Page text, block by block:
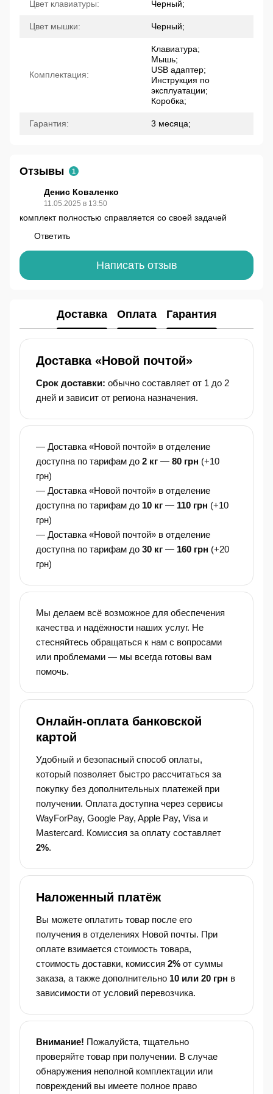
Цвет клавиатуры: Черный;
Цвет мышки: Черный;
Комплектация:
Клавиатура;
Мышь;
USB адаптер;
Инструкция по
эксплуатации;
Коробка;
Гарантия: 3 месяца;
Отзывы 1
Денис Коваленко
11.05.2025 в 13:50
комплект полностью справляется со своей задачей
Ответить
Написать отзыв
Доставка Оплата Гарантия
Доставка «Новой почтой»
Срок доставки: обычно составляет от 1 до 2
дней и зависит от региона назначения.
— Доставка «Новой почтой» в отделение
доступна по тарифам до 2 кг — 80 грн (+10
грн)
— Доставка «Новой почтой» в отделение
доступна по тарифам до 10 кг — 110 грн (+10
грн)
— Доставка «Новой почтой» в отделение
доступна по тарифам до 30 кг — 160 грн (+20
грн)
Мы делаем всё возможное для обеспечения
качества и надёжности наших услуг. Не
стесняйтесь обращаться к нам с вопросами
или проблемами — мы всегда готовы вам
помочь.
Онлайн-оплата банковской
картой
Удобный и безопасный способ оплаты,
который позволяет быстро рассчитаться за
покупку без дополнительных платежей при
получении. Оплата доступна через сервисы
WayForPay, Google Pay, Apple Pay, Visa и
Mastercard. Комиссия за оплату составляет
2%.
Наложенный платёж
Вы можете оплатить товар после его
получения в отделениях Новой почты. При
оплате взимается стоимость товара,
стоимость доставки, комиссия 2% от суммы
заказа, а также дополнительно 10 или 20 грн в
зависимости от условий перевозчика.
Внимание! Пожалуйста, тщательно
проверяйте товар при получении. В случае
обнаружения неполной комплектации или
повреждений вы имеете полное право